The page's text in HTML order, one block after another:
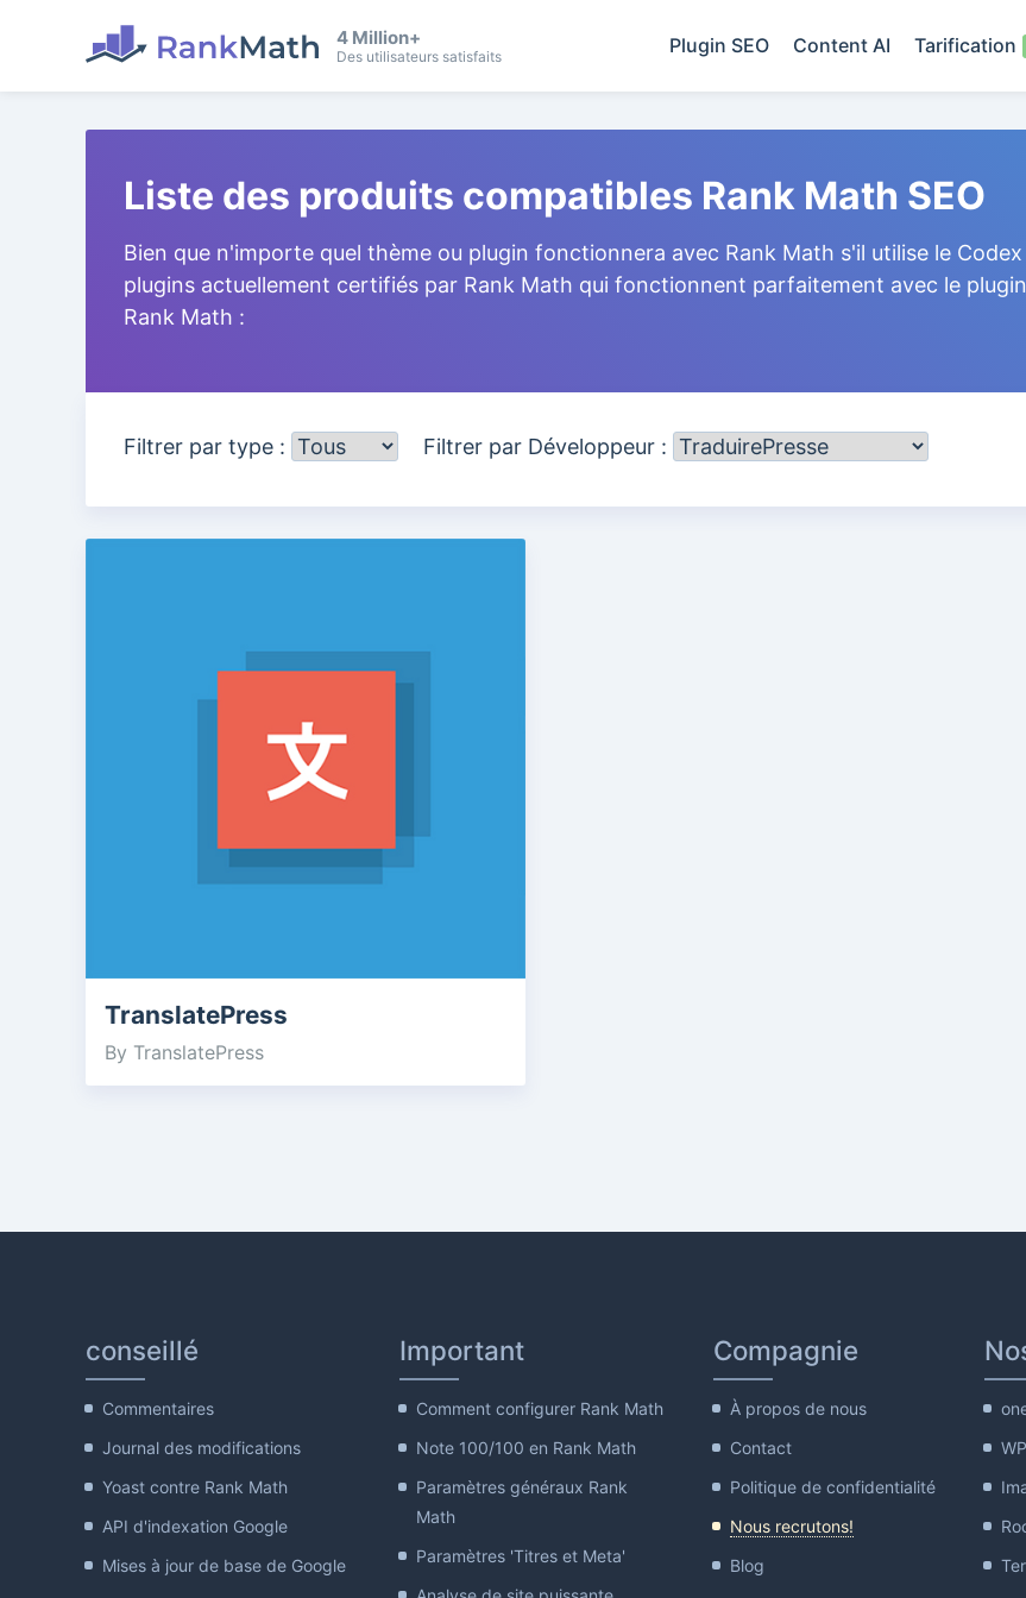
4 Million+
Des utilisateurs satisfaits Plugin SEO Content AI Tarification
Liste des produits compatibles Rank Math SEO
Bien que n'importe quel thème ou plugin fonctionnera avec Rank Math s'il utilise le
plugins actuellement certifiés par Rank Math qui fonctionnent parfaitement avec le
Rank Math :
Filtrer par type : Filtrer par Développeur :
TranslatePress
By TranslatePress
conseillé
Commentaires
Journal des modifications
Yoast contre Rank Math
API d'indexation Google
Mises à jour de base de Google
Important
Comment configurer Rank Math
Note 100/100 en Rank Math
Paramètres généraux Rank
Math
Paramètres 'Titres et Meta'
Compagnie
À propos de nous
Contact
Politique de confidentialité
Nous recrutons!
Blog